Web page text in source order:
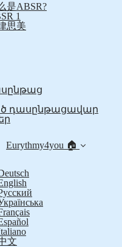
是ABSR?
1
思美
դասընթացավար
Eurythmy4you 🏠
文